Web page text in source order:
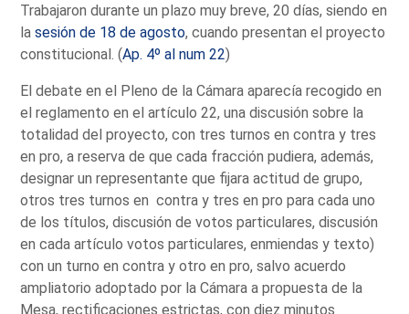
Trabajaron durante un plazo muy breve, 20 días, siendo en
lasesión de 18 de agosto, cuando presentan el proyecto
constitucional. (Ap. 4º al num 22)
El debate en el Pleno de la Cámara aparecía recogido en
el reglamento en el artículo 22, una discusión sobre la
totalidad del proyecto, con tres turnos en contra y tres
en pro, a reserva de que cada fracción pudiera, además,
designar un representante que fijara actitud de grupo,
otros tres turnos en contra y tres en pro para cada uno
de los títulos, discusión de votos particulares, discusión
en cada artículo votos particulares, enmiendas y texto)
con un turno en contra y otro en pro, salvo acuerdo
ampliatorio adoptado por la Cámara a propuesta de la
Mesa, rectificaciones estrictas, con diez minutos